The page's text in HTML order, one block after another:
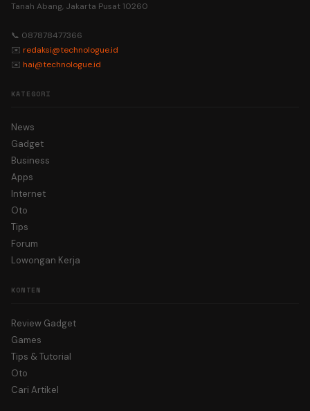
Tanah Abang, Jakarta Pusat 10260
📞 087878477366
✉️ redaksi@technologue.id
✉️ hai@technologue.id
KATEGORI
News
Gadget
Business
Apps
Internet
Oto
Tips
Forum
Lowongan Kerja
KONTEN
Review Gadget
Games
Tips & Tutorial
Oto
Cari Artikel